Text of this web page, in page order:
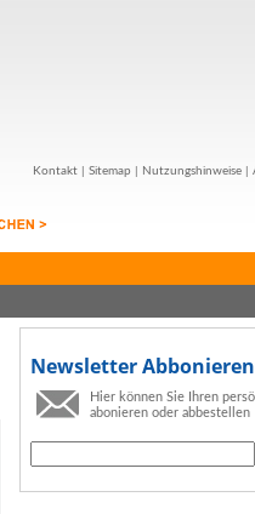
Kontakt Sitemap Nutzungshinweise
Newsletter Abbonieren
Hier können Sie Ihren
abonieren oder abbestellen